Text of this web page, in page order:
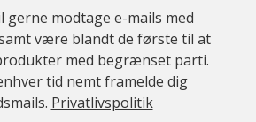
gerne modtage e-mails med
være blandt de første til at
med begrænset parti.
tid nemt framelde dig
Privatlivspolitik